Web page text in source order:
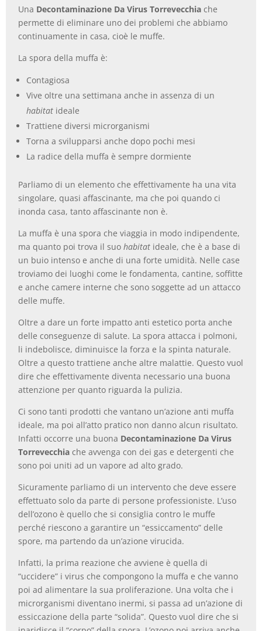
Una Decontaminazione Da Virus Torrevecchia che
permette di eliminare uno dei problemi che abbiamo
continuamente in casa, cioè le muffe.
La spora della muffa è:
Contagiosa
Vive oltre una settimana anche in assenza di un
habitat ideale
Trattiene diversi microrganismi
Torna a svilupparsi anche dopo pochi mesi
La radice della muffa è sempre dormiente
Parliamo di un elemento che effettivamente ha una vita
singolare, quasi affascinante, ma che poi quando ci
inonda casa, tanto affascinante non è.
La muffa è una spora che viaggia in modo indipendente,
ma quanto poi trova il suohabitat ideale, che è a base di
un buio intenso e anche di una forte umidità. Nelle case
troviamo dei luoghi come le fondamenta, cantine, soffitte
e anche camere interne che sono soggette ad un attacco
delle muffe.
Oltre a dare un forte impatto anti estetico porta anche
delle conseguenze di salute. La spora attacca i polmoni,
li indebolisce, diminuisce la forza e la spinta naturale.
Oltre a questo trattiene anche altre malattie. Questo vuol
dire che effettivamente diventa necessario una buona
attenzione per quanto riguarda la pulizia.
Ci sono tanti prodotti che vantano un’azione anti muffa
ideale, ma poi all’atto pratico non danno alcun risultato.
Infatti occorre una buona Decontaminazione Da Virus
Torrevecchia che avvenga con dei gas e detergenti che
sono poi uniti ad un vapore ad alto grado.
Sicuramente parliamo di un intervento che deve essere
effettuato solo da parte di persone professioniste. L’uso
dell’ozono è quello che si consiglia contro le muffe
perché riescono a garantire un “essiccamento” delle
spore, ma partendo da un’azione virucida.
Infatti, la prima reazione che avviene è quella di
“uccidere” i virus che compongono la muffa e che vanno
poi ad alimentare la sua proliferazione. Una volta che i
microrganismi diventano inermi, si passa ad un’azione di
essiccazione della parte “solida”. Questo vuol dire che si